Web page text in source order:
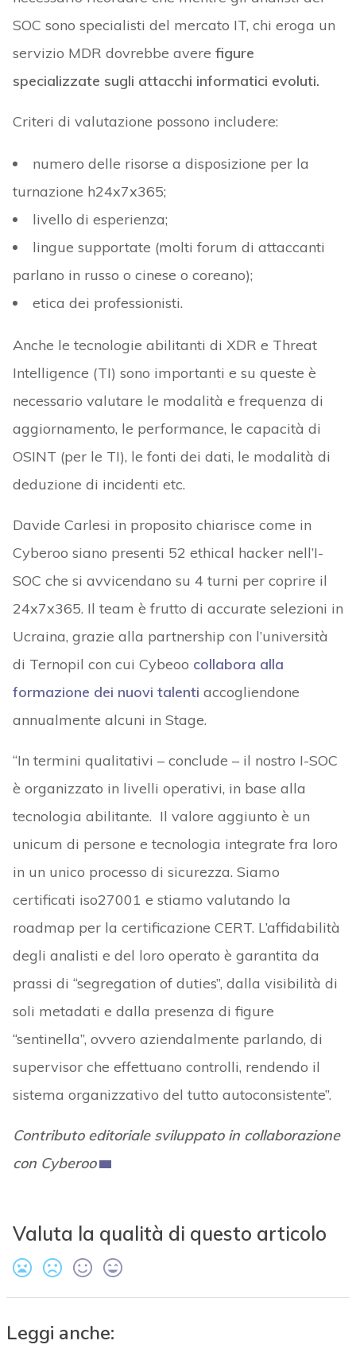
SOC sono specialisti del mercato IT, chi eroga un
servizio MDR dovrebbe avere figure
specializzate sugli attacchi informatici evoluti.
Criteri di valutazione possono includere:
numero delle risorse a disposizione per la
turnazione h24x7x365;
livello di esperienza;
lingue supportate (molti forum di attaccanti
parlano in russo o cinese o coreano);
etica dei professionisti.
Anche le tecnologie abilitanti di XDR e Threat
Intelligence (TI) sono importanti e su queste è
necessario valutare le modalità e frequenza di
aggiornamento, le performance, le capacità di
OSINT (per le TI), le fonti dei dati, le modalità di
deduzione di incidenti etc.
Davide Carlesi in proposito chiarisce come in
Cyberoo siano presenti 52 ethical hacker nell’I-
SOC che si avvicendano su 4 turni per coprire il
24x7x365. Il team è frutto di accurate selezioni in
Ucraina, grazie alla partnership con l’università
di Ternopil con cui Cybeoo collabora alla
formazione dei nuovi talenti accogliendone
annualmente alcuni in Stage.
“In termini qualitativi – conclude – il nostro I-SOC
è organizzato in livelli operativi, in base alla
tecnologia abilitante. Il valore aggiunto è un
unicum di persone e tecnologia integrate fra loro
in un unico processo di sicurezza. Siamo
certificati iso27001 e stiamo valutando la
roadmap per la certificazione CERT. L’affidabilità
degli analisti e del loro operato è garantita da
prassi di “segregation of duties”, dalla visibilità di
soli metadati e dalla presenza di figure
“sentinella”, ovvero aziendalmente parlando, di
supervisor che effettuano controlli, rendendo il
sistema organizzativo del tutto autoconsistente”.
Contributo editoriale sviluppato in collaborazione
con Cyberoo
Valuta la qualità di questo articolo
Leggi anche: